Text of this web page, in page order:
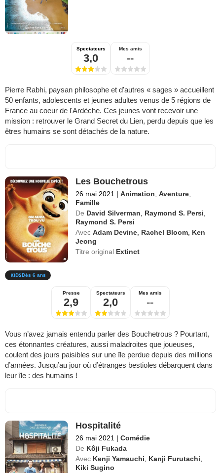
Spectateurs
3,0
Mes amis
--
Pierre Rabhi, paysan philosophe et d'autres « sages » accueillent
50 enfants, adolescents et jeunes adultes venus de 5 régions de
France au coeur de l'Ardèche. Ces jeunes vont recevoir une
mission : retrouver le Grand Secret du Lien, perdu depuis que les
êtres humains se sont détachés de la nature.
Les Bouchetrous
26 mai 2021 | Animation ,Aventure
Famille
De David Silverman Raymond S. Persi
Raymond S. Persi
Avec Adam Devine Rachel Bloom Ken
Jeong
Titre original Extinct
Dès 6 ans
Presse
2,9
Spectateurs
2,0
Mes amis
--
Vous n’avez jamais entendu parler des Bouchetrous ? Pourtant,
ces étonnantes créatures, aussi maladroites que joueuses,
coulent des jours paisibles sur une île perdue depuis des millions
d’années. Jusqu’au jour où d’étranges bestioles débarquent dans
leur île : des humains !
Hospitalité
26 mai 2021 | Comédie
De Kôji Fukada
Avec Kenji Yamauchi Kanji Furutachi
Kiki Sugino